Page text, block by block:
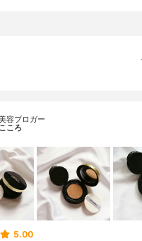
容ブロガー
こころ
5.00